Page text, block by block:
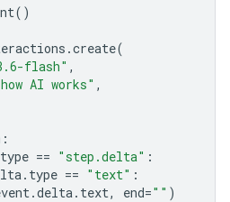
()
.create(
flash" ,
AI works" ,
:
== "step.delta" :
. type == "text" :
.delta. text, end="" )